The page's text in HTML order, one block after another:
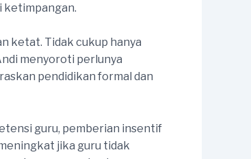
ketimpangan.
ketat. Tidak cukup hanya
menyoroti perlunya
pendidikan formal dan
guru, pemberian insentif
jika guru tidak